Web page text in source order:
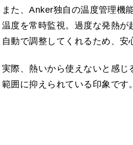
また、Anker独自の温度管理機
温度を常時監視。過度な発熱が
自動で調整してくれるため、安
実際、熱いから使えないと感じ
範囲に抑えられている印象です。